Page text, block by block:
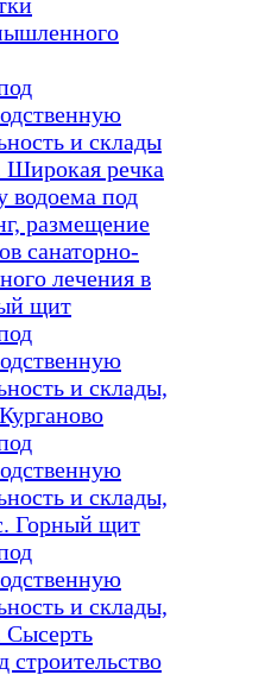
и склады
Широкая речка
водоема под
размещение
санаторно-
лечения в
щит
и склады,
и склады,
Горный щит
и склады,
Сысерть
строительство